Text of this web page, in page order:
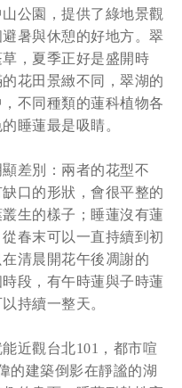
公園，提供了綠地景觀
暑與休憩的好地方。翠
，夏季正好是盛開時
花田景緻不同，翠湖的
不同種類的蓮科植物各
睡蓮最是吸睛。
差別：兩者的花型不
口的形狀，會很平整的
生的樣子；睡蓮沒有蓮
春末可以一直持續到初
清晨開花午後凋謝的
段，有午時蓮與子時蓮
持續一整天。
近觀台北101，都市喧
的建築倒影在靜謐的湖